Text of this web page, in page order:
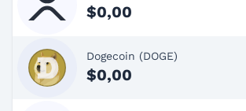
$0,00
Dogecoin (DOGE)
$0,00